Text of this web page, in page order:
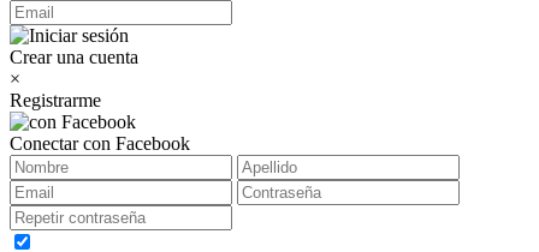
Crear una cuenta
×
Registrarme
Conectar con Facebook